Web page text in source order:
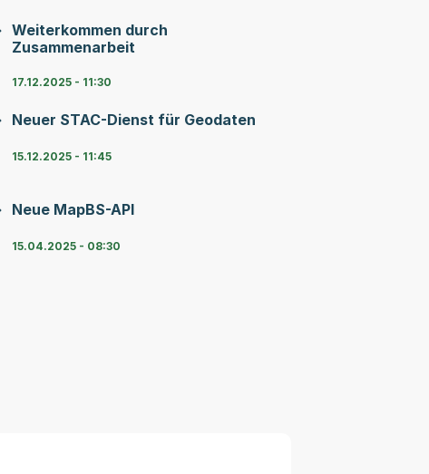
Weiterkommen durch
Zusammenarbeit
17.12.2025 - 11:30
Neuer STAC-Dienst für Geodaten
15.12.2025 - 11:45
Neue MapBS-API
15.04.2025 - 08:30